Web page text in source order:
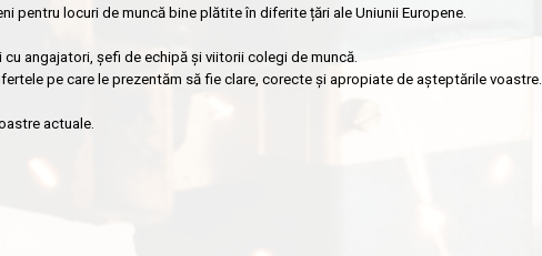
pentru locuri de muncă bine plătite în diferite țări ale Uniunii Europene.
angajatori, șefi de echipă și viitorii colegi de muncă.
pe care le prezentăm să fie clare, corecte și apropiate de așteptările voastre.
actuale.